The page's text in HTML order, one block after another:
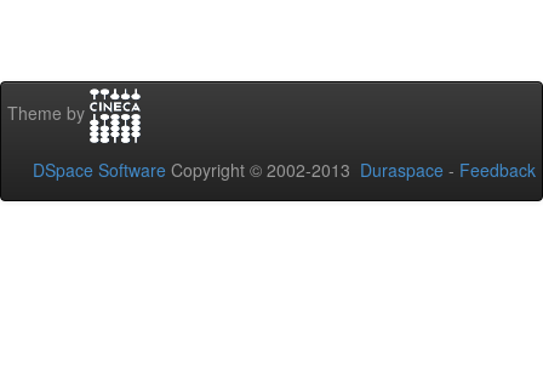
Theme by
DSpace Software Copyright © 2002-2013 Duraspace - Feedback